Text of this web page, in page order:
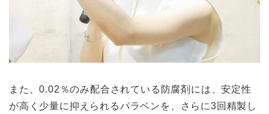
また、0.02％のみ配合されている防腐剤には、安定性
が高く少量に抑えられるパラベンを、さらに3回精製し